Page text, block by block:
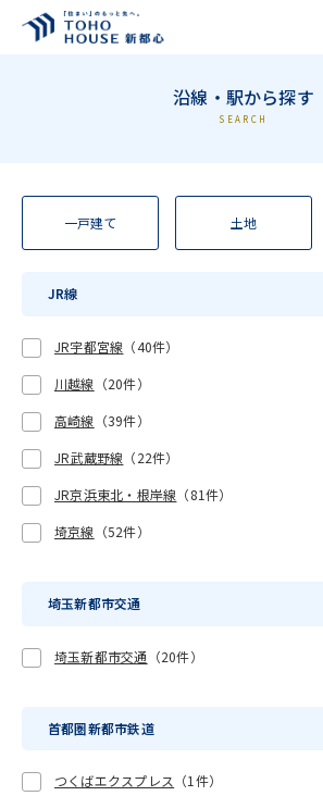
沿線・駅から探す
SEARCH
一戸建て 土地
JR線
JR宇都宮線 （40件）
川越線 （20件）
高崎線 （39件）
JR武蔵野線 （22件）
JR京浜東北・根岸線 （81件）
埼京線 （52件）
埼玉新都市交通
埼玉新都市交通 （20件）
首都圏新都市鉄道
つくばエクスプレス （1件）